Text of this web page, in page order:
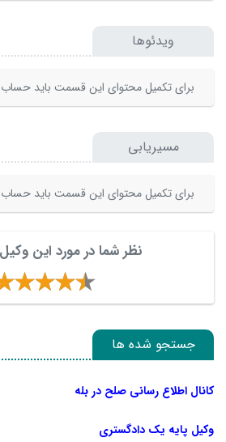
ویدئوها
برای تکمیل محتوای این قسمت باید حساب
مسیریابی
برای تکمیل محتوای این قسمت باید حساب
نظر شما در مورد این
جستجو شده ها
کانال اطلاع رسانی صلح در بله
وکیل پایه یک دادگستری